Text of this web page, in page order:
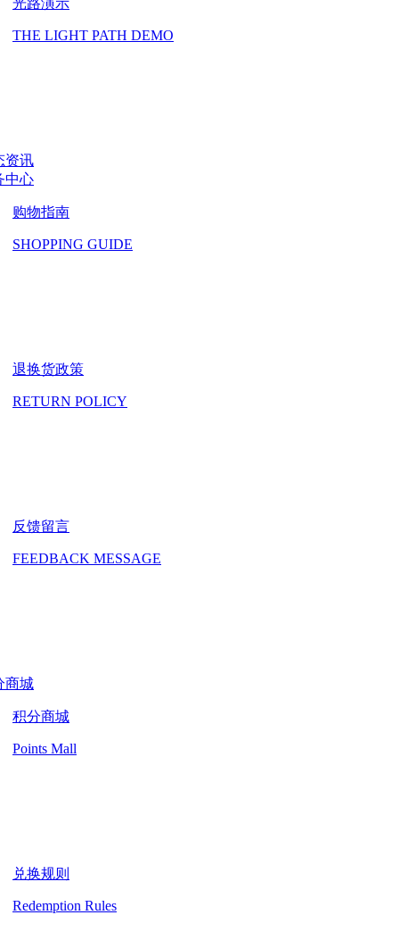
光路演示
THE LIGHT PATH DEMO
资讯
中心
购物指南
SHOPPING GUIDE
退换货政策
RETURN POLICY
反馈留言
FEEDBACK MESSAGE
商城
积分商城
Points Mall
兑换规则
Redemption Rules